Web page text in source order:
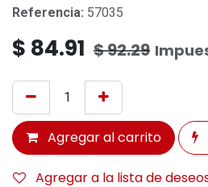
Referencia: 57035
$ 84.91 $92.29
Agregar al carrito
Agregar a la lista de